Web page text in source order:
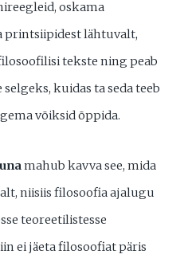
oskama
printsiipidest lähtuvalt,
tekste ning peab
kuidas ta seda teeb
võiksid õppida.
mahub kavva see, mida
niisiis filosoofia ajalugu
teoreetilistesse
ei jäeta filosoofiat päris